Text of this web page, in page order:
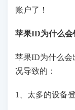
账户了！
苹果ID为什么会
苹果ID为什么会
况导致的：
1、太多的设备